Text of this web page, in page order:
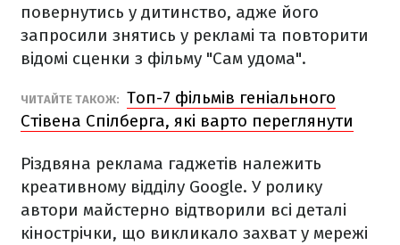
повернутись у дитинство, адже його
запросили знятись у рекламі та повторити
відомі сценки з фільму "Сам удома".
ЧИТАЙТЕ ТАКОЖ: Топ-7 фільмів геніального
Стівена Спілберга, які варто переглянути
Різдвяна реклама гаджетів належить
креативному відділу Google. У ролику
автори майстерно відтворили всі деталі
кінострічки, що викликало захват у мережі